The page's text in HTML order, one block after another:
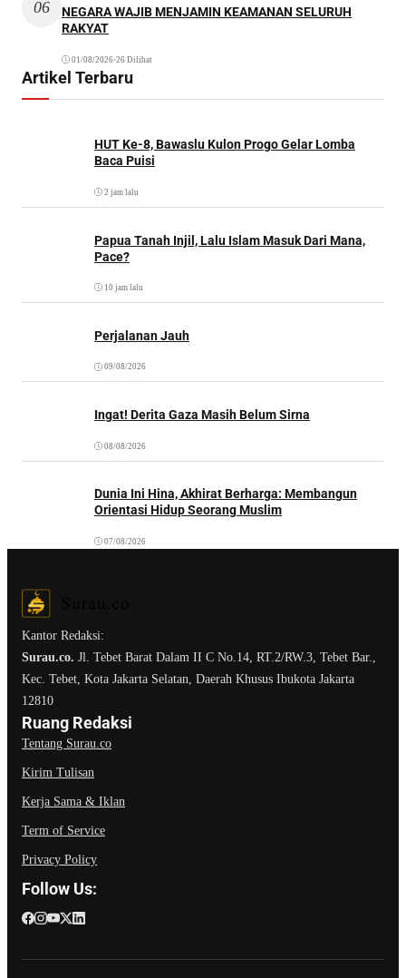
06
NEGARA WAJIB MENJAMIN KEAMANAN SELURUH
RAKYAT
01/08/2026•26 Dilihat
Artikel Terbaru
HUT Ke-8, Bawaslu Kulon Progo Gelar Lomba
Baca Puisi
2 jam lalu
Papua Tanah Injil, Lalu Islam Masuk Dari Mana,
Pace?
10 jam lalu
Perjalanan Jauh
09/08/2026
Ingat! Derita Gaza Masih Belum Sirna
08/08/2026
Dunia Ini Hina, Akhirat Berharga: Membangun
Orientasi Hidup Seorang Muslim
07/08/2026
Kantor Redaksi:
Surau.co. Jl. Tebet Barat Dalam II C No.14, RT.2/RW.3, Tebet Bar.,
Kec. Tebet, Kota Jakarta Selatan, Daerah Khusus Ibukota Jakarta
12810
Ruang Redaksi
Tentang Surau.co
Kirim Tulisan
Kerja Sama & Iklan
Term of Service
Privacy Policy
Follow Us: